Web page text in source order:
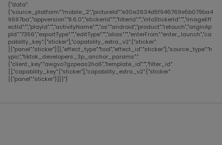
{"data":
{"source_platform":"mobile_2","pictureId":"e30e2634d5f946769e5b079ba4
9697ba","appversion":"8.6.0","stickerId":"","filterId":"","infoStickerId":"","imageEff
ectId":"","playId":"","activityName":"","os":"android","product":"retouch","originAp
pId":"7356","exportType":"","editType":"","alias":"","enterFrom":"enter_launch","ca
pability_key":["sticker"],"capability_extra_v2":{"sticker":
[{"panel":"sticker"}]},"effect_type":"tool","effect_id":"sticker"},"source_type":"h
ypic","tiktok_developers_3p_anchor_params":"
{"client_key":"awgvo7gzpeas2ho6","template_id":"","filter_id":
[],"capability_key":["sticker"],"capability_extra_v2":{"sticker":
[{"panel":"sticker"}]}}"}